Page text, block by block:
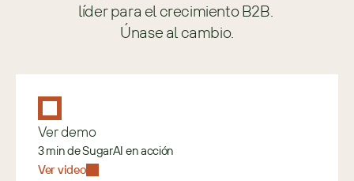
líder para el crecimiento B2B.
Únase al cambio.
Ver demo
3 min de SugarAI en acción
Ver video